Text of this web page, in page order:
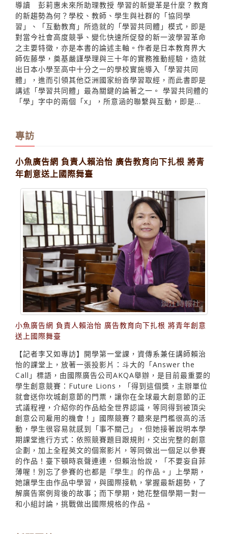
導讀 彭莉惠未來所助理教授 學習的新變革是什麼？教育
的新趨勢為何？學校、教師、學生與社群的「協同學
習」、「互動教育」所造就的「學習共同體」模式，即是
對當今社會高度競爭、變化快速所促發的新一波學習革命
之主要特徵，亦是本書的論述主軸。作者是日本教育界大
師佐藤學，奠基嚴謹學理與三十年的實務推動經驗，造就
出日本小學至高中十分之一的學校實施導入「學習共同
體」，進而引領其他亞洲國家紛沓學習取經，而此書即是
講述「學習共同體」最為關鍵的論著之一。 學習共同體的
「學」字中的兩個「x」，所意涵的聯繫與互動，即是...
專訪
小魚廣告網 負責人賴治怡 廣告教育向下扎根 將青
年創意送上國際舞臺
小魚廣告網 負責人賴治怡 廣告教育向下扎根 將青年創意
送上國際舞臺
【記者李又如專訪】開學第一堂課，資傳系兼任講師賴治
怡的課堂上，放著一張投影片：斗大的「Answer the
Call」標語，由國際廣告公司AKQA舉辦，是目前最重要的
學生創意競賽：Future Lions，「得到這個獎，主辦單位
就會送你坎城創意節的門票，讓你在全球最大創意節的正
式議程裡，介紹你的作品給全世界認識，等同得到被頂尖
創意公司雇用的機會！」國際競賽？聽來是門檻很高的活
動，學生很容易就感到「事不關己」，但她接著說明本學
期課堂進行方式：依照競賽題目跟規則，交出完整的創意
企劃，加上全程英文的個案影片，等同做出一個足以參賽
的作品！臺下頓時哀聲連連，但賴治怡說，「不要妄自菲
薄喔！別忘了參賽的也都是『學生』的作品。」上學期，
她讓學生由作品中學習，與國際接軌，掌握最新趨勢，了
解廣告案例背後的故事；而下學期，她花整個學期一對一
和小組討論，挑戰做出國際規格的作品。